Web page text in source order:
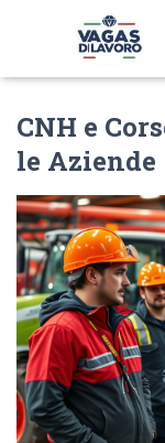
CNH e
le Aziende